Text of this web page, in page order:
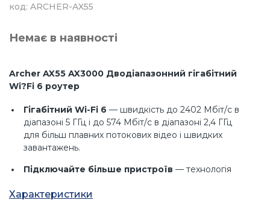
код: ARCHER-AX55
Немає в наявності
Archer AX55 AX3000 Дводіапазонний гігабітний
Wi?Fi 6 роутер
Гігабітний Wi-Fi 6 — швидкість до 2402 Мбіт/с в
діапазоні 5 ГГц і до 574 Мбіт/с в діапазоні 2,4 ГГц
для більш плавних потокових відео і швидких
завантажень.
Підключайте більше пристроїв — технологія
одночасного підключення великої кількості
Характеристики